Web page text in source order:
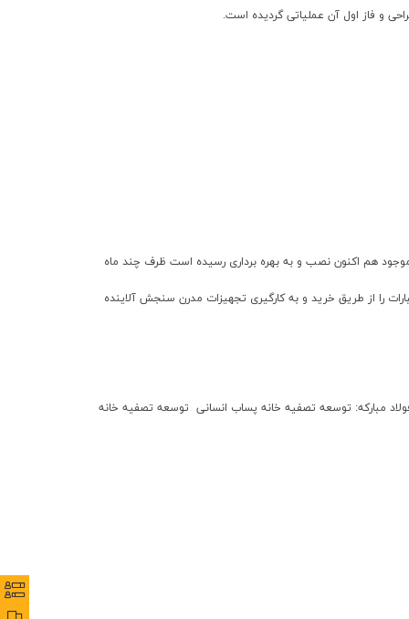
از تجهيزات موجود هم اکنون نصب و به بهره برداري رسيده است ظرف چند ماه
را از طريق خريد و به کارگيري تجهيزات مدرن سنجش آلاينده
مبارکه: توسعه تصفيه خانه پساب انساني توسعه تصفيه خانه